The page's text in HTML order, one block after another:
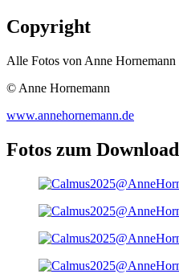
Copyright
Alle Fotos von Anne Hornemann
© Anne Hornemann
www.annehornemann.de
Fotos zum Download